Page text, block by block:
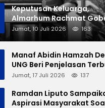
Keputusan Keluarga,
Almarhum Rachmat
Dimakamkan di TMP
Jumat, 10 Juli 2026 163
Manaf Abidin Hamzah
UNG Beri Penjelasan
Soal Polemik Ujian Skripsi
Jumat, 17 Juli 2026 137
Ramdan Liputo
Aspirasi Masyarakat